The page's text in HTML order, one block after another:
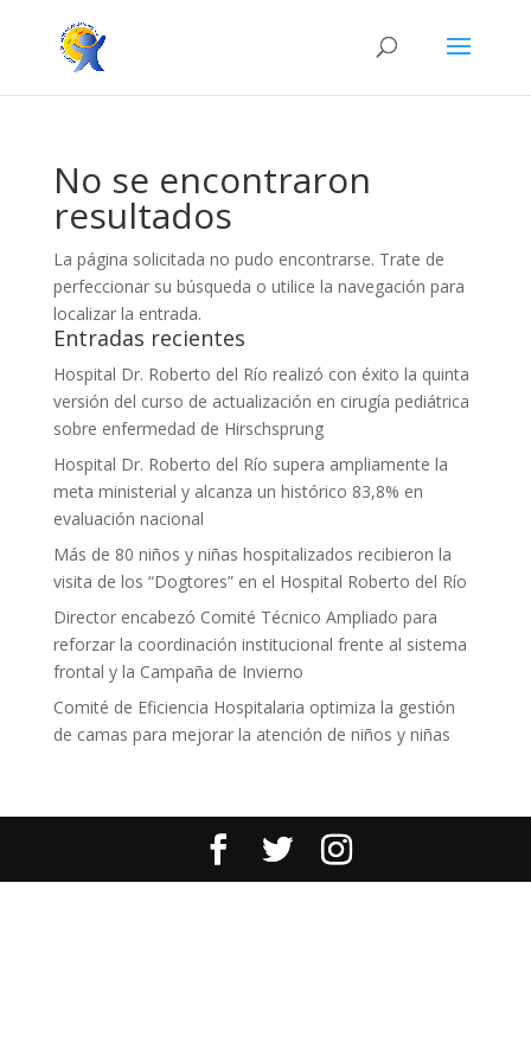
No se encontraron
resultados
La página solicitada no pudo encontrarse. Trate de
perfeccionar su búsqueda o utilice la navegación para
localizar la entrada.
Entradas recientes
Hospital Dr. Roberto del Río realizó con éxito la quinta
versión del curso de actualización en cirugía pediátrica
sobre enfermedad de Hirschsprung
Hospital Dr. Roberto del Río supera ampliamente la
meta ministerial y alcanza un histórico 83,8% en
evaluación nacional
Más de 80 niños y niñas hospitalizados recibieron la
visita de los “Dogtores” en el Hospital Roberto del Río
Director encabezó Comité Técnico Ampliado para
reforzar la coordinación institucional frente al sistema
frontal y la Campaña de Invierno
Comité de Eficiencia Hospitalaria optimiza la gestión
de camas para mejorar la atención de niños y niñas